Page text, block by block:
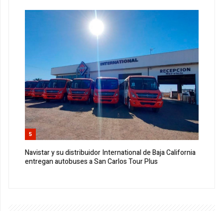
5
Navistar y su distribuidor International de Baja California
entregan autobuses a San Carlos Tour Plus